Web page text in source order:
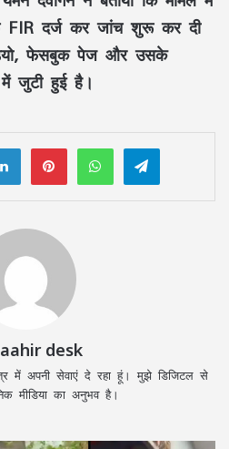
FIR दर्ज कर जांच शुरू कर दी
फेसबुक पेज और उसके
जुटी हुई है।
LinkedInPinterestWhatsAppTelegram
desk
में अपनी सेवाएं दे रहा हूं। मुझे डिजिटल से
मीडिया का अनुभव है।